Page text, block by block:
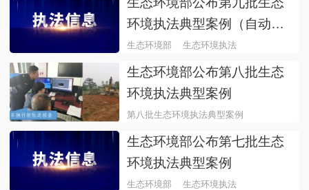
环境执法典型案例（自动监
控领域）
生态环境部 生态环境执法
生态环境部公布第八批生态
环境执法典型案例
第八批生态环境执法典型案例
生态环境部公布第七批生态
环境执法典型案例
生态环境部 生态环境执法